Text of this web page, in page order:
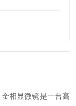
相显微镜是一台高